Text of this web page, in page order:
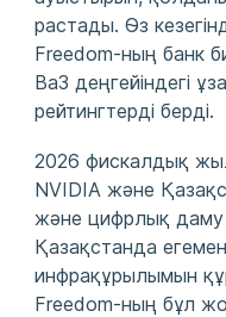
растады. Өз
Freedom-ның банк
Ba3 деңгейіндегі
рейтингтерді берді.
2026 фискалдық
NVIDIA және
және цифрлық даму
Қазақстанда
инфрақұрылымын
Freedom-ның бұл